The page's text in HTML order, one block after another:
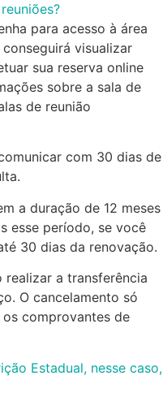
para acesso à área
visualizar
sua reserva online
sobre a sala de
de reunião
com 30 dias de
a duração de 12 meses
esse período, se você
30 dias da renovação.
realizar a transferência
O cancelamento só
comprovantes de
Estadual, nesse caso,